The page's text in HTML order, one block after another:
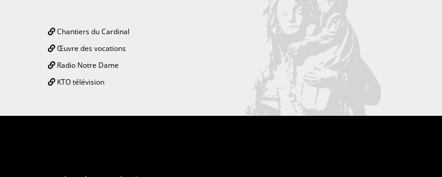
Chantiers du Cardinal
Œuvre des vocations
Radio Notre Dame
KTO télévision